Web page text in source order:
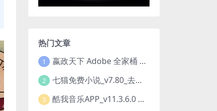
热门文章
1 嬴政天下 Adobe 全家桶 2020.2021.2022.2023.2024.2025大师版（2025年08月版 ）
2 七猫免费小说_v7.80_去除广告解锁VIP会员版
3 酷我音乐APP_v11.3.6.0 去广告修改豪华VIP版